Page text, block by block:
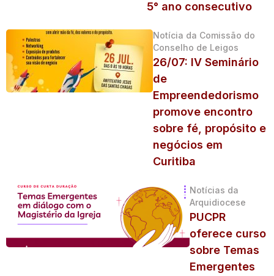
5° ano consecutivo
Notícia da Comissão do
Conselho de Leigos
26/07: IV Seminário
de
Empreendedorismo
promove encontro
sobre fé, propósito e
negócios em
Curitiba
Notícias da
Arquidiocese
PUCPR
oferece curso
sobre Temas
Emergentes